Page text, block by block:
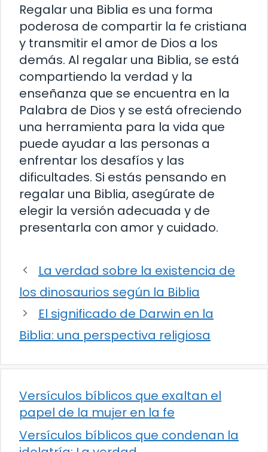
Regalar una Biblia es una forma
poderosa de compartir la fe cristiana
y transmitir el amor de Dios a los
demás. Al regalar una Biblia, se está
compartiendo la verdad y la
enseñanza que se encuentra en la
Palabra de Dios y se está ofreciendo
una herramienta para la vida que
puede ayudar a las personas a
enfrentar los desafíos y las
dificultades. Si estás pensando en
regalar una Biblia, asegúrate de
elegir la versión adecuada y de
presentarla con amor y cuidado.
La verdad sobre la existencia de
los dinosaurios según la Biblia
El significado de Darwin en la
Biblia: una perspectiva religiosa
Versículos bíblicos que exaltan el
papel de la mujer en la fe
Versículos bíblicos que condenan la